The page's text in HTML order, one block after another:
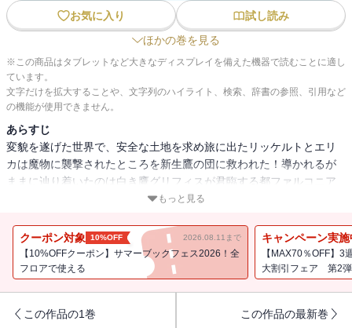
お気に入り
試し読み
ほかの巻を見る
※この商品はタブレットなど大きなディスプレイを備えた機器で読むことに適し
ています。
文字だけを拡大することや、文字列のハイライト、検索、辞書の参照、引用など
の機能が使用できません。
あらすじ
変貌を遂げた世界で、安全な土地を求め旅に出たリッケルトとエリ
カは魔物に襲撃されたところを新生鷹の団に救われた！導かれるが
ままに辿り着いたのは白き鷹グリフィスが君臨する都ファルコニア
だった。グリフィスと鷹の団への複雑な想いを胸に秘めたリッケル
の安全と、精神の回復の望みをかけパックの故郷、妖精島へ向うの
だった。
もっと見る
クーポン対象 10%OFF 2026.08.11まで
【10%OFFクーポン】サマーブックフェス2026！全
フロアで使える
キャンペーン実施
【MAX70％OFF】3
大割引フェア 第2弾
この作品の1巻 この作品の最新巻